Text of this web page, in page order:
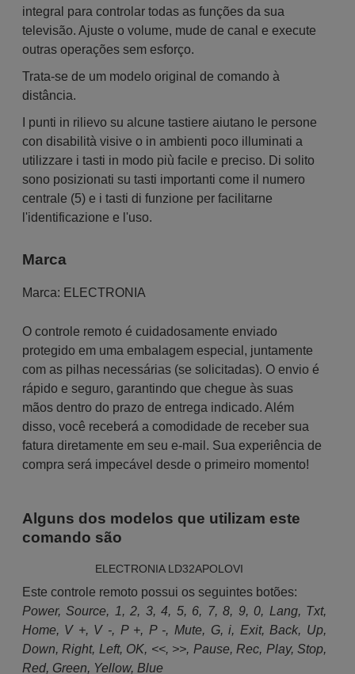
integral para controlar todas as funções da sua
televisão. Ajuste o volume, mude de canal e execute
outras operações sem esforço.
Trata-se de um modelo original de comando à
distância.
I punti in rilievo su alcune tastiere aiutano le persone
con disabilità visive o in ambienti poco illuminati a
utilizzare i tasti in modo più facile e preciso. Di solito
sono posizionati su tasti importanti come il numero
centrale (5) e i tasti di funzione per facilitarne
l'identificazione e l'uso.
Marca
Marca: ELECTRONIA
O controle remoto é cuidadosamente enviado
protegido em uma embalagem especial, juntamente
com as pilhas necessárias (se solicitadas). O envio é
rápido e seguro, garantindo que chegue às suas
mãos dentro do prazo de entrega indicado. Além
disso, você receberá a comodidade de receber sua
fatura diretamente em seu e-mail. Sua experiência de
compra será impecável desde o primeiro momento!
Alguns dos modelos que utilizam este
comando são
ELECTRONIA LD32APOLOVI
Este controle remoto possui os seguintes botões:
Power, Source, 1, 2, 3, 4, 5, 6, 7, 8, 9, 0, Lang, Txt,
Home, V +, V -, P +, P -, Mute, G, i, Exit, Back, Up,
Down, Right, Left, OK, <<, >>, Pause, Rec, Play, Stop,
Red, Green, Yellow, Blue